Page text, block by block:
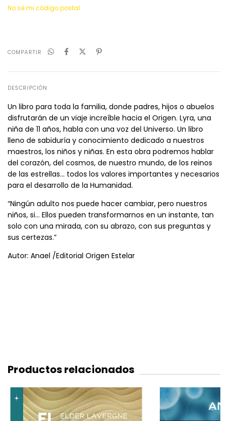
No sé mi código postal
COMPARTIR
DESCRIPCIÓN
Un libro para toda la familia, donde padres, hijos o abuelos
disfrutarán de un viaje increíble hacia el Origen. Lyra, una
niña de 11 años, habla con una voz del Universo. Un libro
lleno de sabiduría y conocimiento dedicado a nuestros
maestros, los niños y niñas. En esta obra podremos hablar
del corazón, del cosmos, de nuestro mundo, de los reinos
de las estrellas… todos los valores importantes y necesarios
para el desarrollo de la Humanidad.
“Ningún adulto nos puede hacer cambiar, pero nuestros
niños, si… Ellos pueden transformarnos en un instante, tan
solo con una mirada, con su abrazo, con sus preguntas y
sus certezas.”
Autor: Anael /Editorial Origen Estelar
Productos relacionados